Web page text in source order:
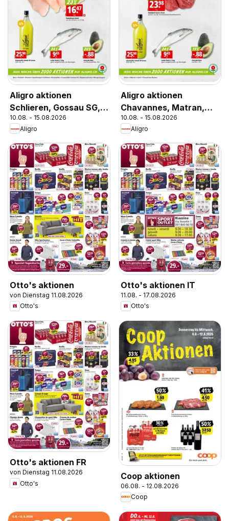
Aligro aktionen
Schlieren, Gossau SG,
Frauenfeld, Rapperswil-
Jona, Sargans, Bern
10.08. - 15.08.2026
Aligro
Aligro aktionen
Chavannes, Matran,
Genf, Sitten
10.08. - 15.08.2026
Aligro
Otto's aktionen
von Dienstag 11.08.2026
Otto's
Otto's aktionen IT
11.08. - 17.08.2026
Otto's
Otto's aktionen FR
von Dienstag 11.08.2026
Otto's
Coop aktionen
06.08. - 12.08.2026
Coop